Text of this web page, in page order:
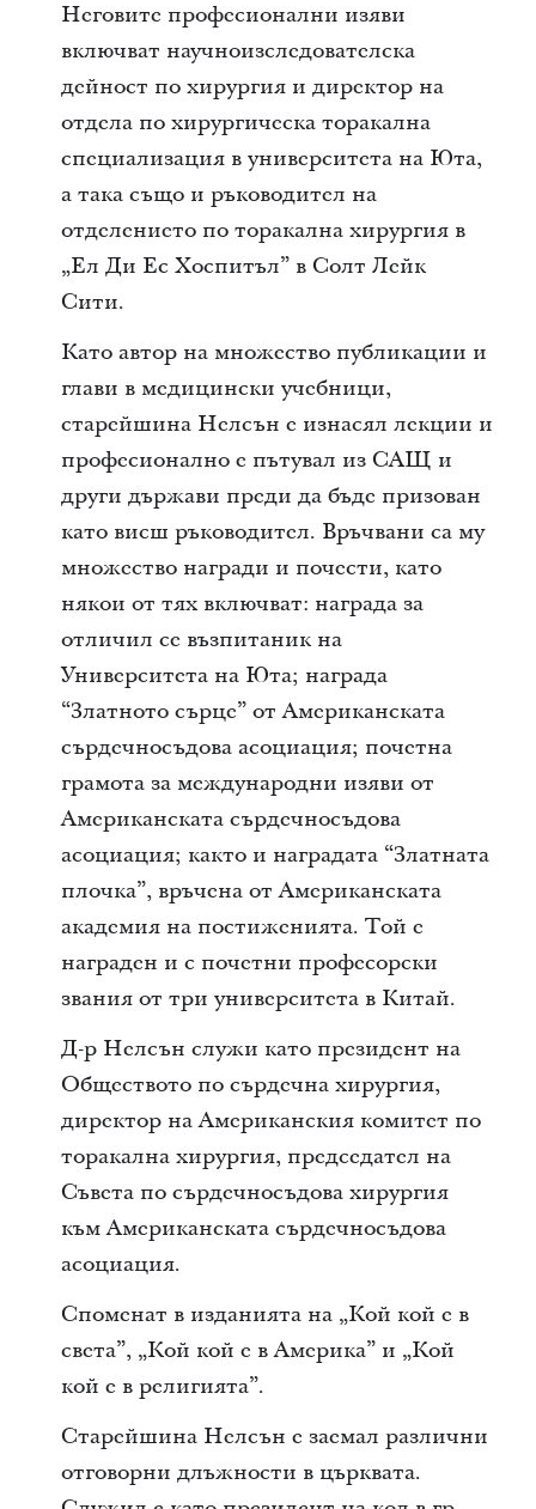
Неговите професионални изяви
включват научноизследователска
дейност по хирургия и директор на
отдела по хирургическа торакална
специализация в университета на Юта,
а така също и ръководител на
отделението по торакална хирургия в
„Ел Ди Ес Хоспитъл” в Солт Лейк
Сити.
Като автор на множество публикации и
глави в медицински учебници,
старейшина Нелсън е изнасял лекции и
професионално е пътувал из САЩ и
други държави преди да бъде призован
като висш ръководител. Връчвани са му
множество награди и почести, като
някои от тях включват: награда за
отличил се възпитаник на
Университета на Юта; награда
“Златното сърце” от Американската
сърдечносъдова асоциация; почетна
грамота за международни изяви от
Американската сърдечносъдова
асоциация; както и наградата “Златната
плочка”, връчена от Американската
академия на постиженията. Той е
награден и с почетни професорски
звания от три университета в Китай.
Д-р Нелсън служи като президент на
Обществото по сърдечна хирургия,
директор на Американския комитет по
торакална хирургия, председател на
Съвета по сърдечносъдова хирургия
към Американската сърдечносъдова
асоциация.
Споменат в изданията на „Кой кой е в
света”, „Кой кой е в Америка” и „Кой
кой е в религията”.
Старейшина Нелсън е заемал различни
отговорни длъжности в църквата.